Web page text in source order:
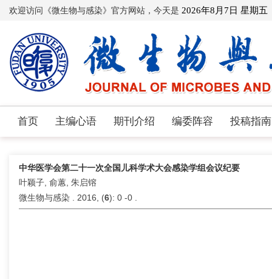
欢迎访问《微生物与感染》官方网站，今天是 2026年8月7日 星期五
首页 主编心语 期刊介绍 编委阵容 投稿指南
中华医学会第二十一次全国儿科学术大会感染学组会议纪要
叶颖子, 俞蕙, 朱启镕
微生物与感染 . 2016, (6): 0 -0 .